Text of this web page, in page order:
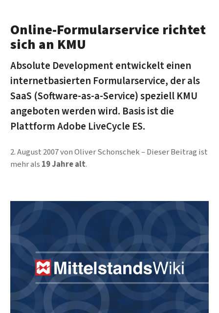
Online-Formularservice richtet
sich an KMU
Absolute Development entwickelt einen
internetbasierten Formularservice, der als
SaaS (Software-as-a-Service) speziell KMU
angeboten werden wird. Basis ist die
Plattform Adobe LiveCycle ES.
2. August 2007vonOliver Schonschek
Dieser Beitrag ist
mehr als 19 Jahre alt.